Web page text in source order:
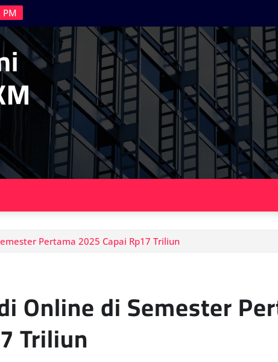
PM
Pertama 2025 Capai Rp17 Triliun
Online di Semester
Triliun